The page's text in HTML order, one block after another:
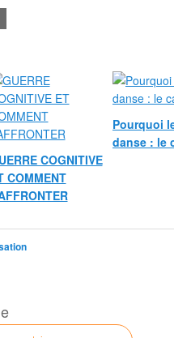
COGNITIVE
COMMENT
Pourquoi
danse : le